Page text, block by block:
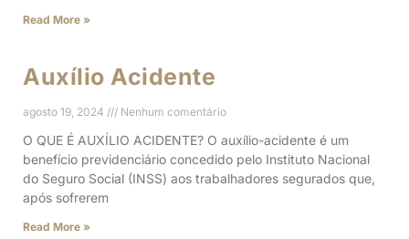
Read More »
Auxílio Acidente
agosto 19, 2024 Nenhum comentário
O QUE É AUXÍLIO ACIDENTE? O auxílio-acidente é um
benefício previdenciário concedido pelo Instituto Nacional
do Seguro Social (INSS) aos trabalhadores segurados que,
após sofrerem
Read More »